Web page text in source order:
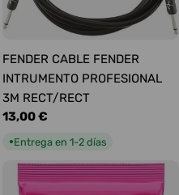
FENDER CABLE FENDER
INTRUMENTO PROFESIONAL
3M RECT/RECT
Precio
13,00 €
●Entrega en 1-2 días